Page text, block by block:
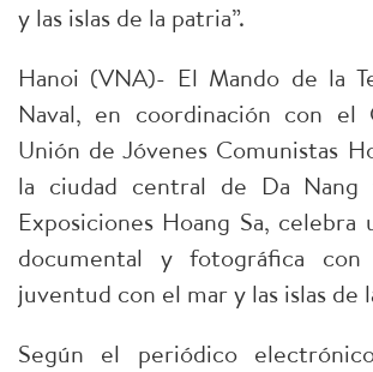
y las islas de la patria”.
Hanoi (VNA)- El Mando de la
Naval, en coordinación con el
Unión de Jóvenes Comunistas
la ciudad central de Da Nang
Exposiciones Hoang Sa, celebra
documental y fotográfica
juventud con el mar y las islas de
Según el periódico